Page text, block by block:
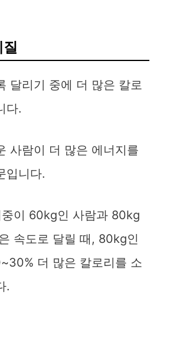
달리기 중에 더 많은 칼로
다.
사람이 더 많은 에너지를
입니다.
이 60kg인 사람과 80kg
속도로 달릴 때, 80kg인
더 많은 칼로리를 소
.